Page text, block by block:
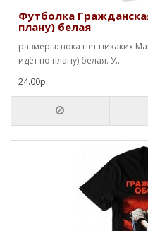
Футболка
плану) белая
размеры: пока нет никаких
идёт по плану) белая. У..
24.00р.